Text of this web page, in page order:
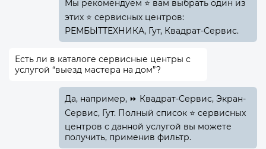
Мы рекомендуем ⭐ вам выбрать один из
этих ⭐ сервисных центров:
РЕМБЫТТЕХНИКА, Гут, Квадрат-Сервис.
Есть ли в каталоге сервисные центры с
услугой “выезд мастера на дом”?
Да, например, ⏩ Квадрат-Сервис, Экран-
Сервис, Гут. Полный список ⭐ сервисных
центров с данной услугой вы можете
получить, применив фильтр.